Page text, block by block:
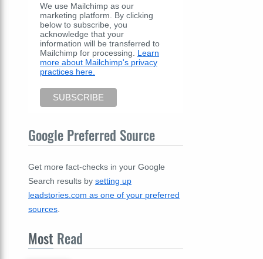
We use Mailchimp as our
marketing platform. By clicking
below to subscribe, you
acknowledge that your
information will be transferred to
Mailchimp for processing. Learn
more about Mailchimp's privacy
practices here.
Google Preferred Source
Get more fact-checks in your Google
Search results by setting up
leadstories.com as one of your preferred
sources.
Most Read